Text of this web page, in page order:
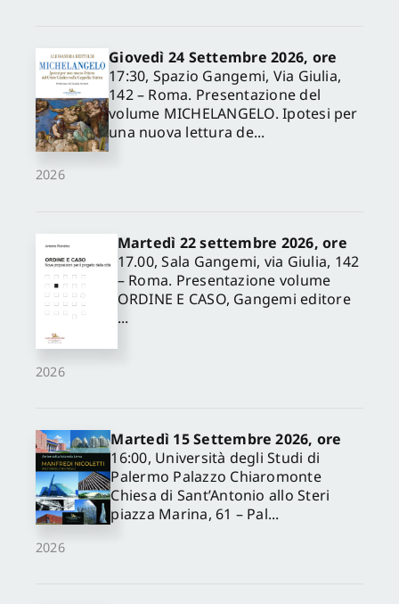
2026
Giovedì 24 Settembre 2026, ore
17:30, Spazio Gangemi, Via Giulia,
142 – Roma. Presentazione del
volume MICHELANGELO. Ipotesi per
una nuova lettura de...
2026
Martedì 22 settembre 2026, ore
17.00, Sala Gangemi, via Giulia, 142
– Roma. Presentazione volume
ORDINE E CASO, Gangemi editore
...
2026
Martedì 15 Settembre 2026, ore
16:00, Università degli Studi di
Palermo Palazzo Chiaromonte
Chiesa di Sant’Antonio allo Steri
piazza Marina, 61 – Pal...